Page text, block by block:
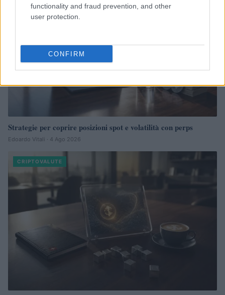
functionality and fraud prevention, and other
user protection.
CONFIRM
Strategie per coprire posizioni spot e volatilità con perps
Edoardo Vitali · 4 Ago 2026
CRIPTOVALUTE